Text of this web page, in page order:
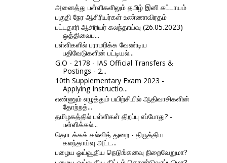
அனைத்து பள்ளிகளிலும் தமிழ் இனி கட்டாயம்
பகுதி நேர ஆசிரியர்கள் உண்ணாவிரதம்
பட்டதாரி ஆசிரியர் கலந்தாய்வு (26.05.2023)
ஒத்திவைப...
பள்ளிகளில் பராமரிக்க வேண்டிய
பதிவேடுகளின் பட்டியல்...
G.O - 2178 - IAS Official Transfers &
Postings - 2...
10th Supplementary Exam 2023 -
Applying Instructio...
எண்ணும் எழுத்தும் பயிற்சியில் ஆதிவாசிகளின்
தோற்றத்...
தமிழகத்தில் பள்ளிகள் திறப்பு எப்போது? -
பள்ளிக்கல்...
தொடக்கக் கல்வித் துறை - திருத்திய
கலந்தாய்வு அட்ட...
பழைய ஓய்வூதிய நெடுங்கனவு நிறைவேறுமா?